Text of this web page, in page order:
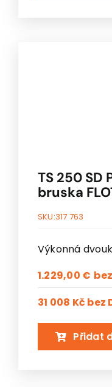
TS 250 SD
bruska
SKU:317 763
Výkonná
1.229,00 €
31 008 Kč bez
Přidat